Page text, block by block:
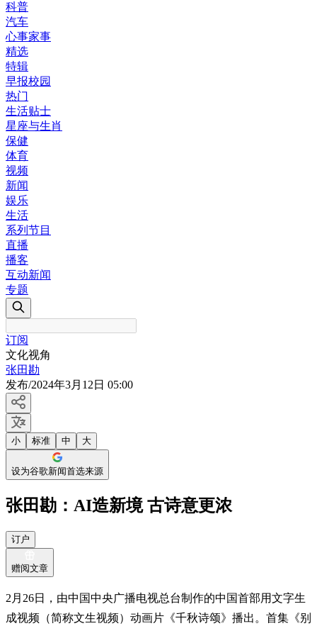
科普
汽车
心事家事
精选
特辑
早报校园
热门
生活贴士
星座与生肖
保健
体育
视频
新闻
娱乐
生活
系列节目
直播
播客
互动新闻
专题
订阅
文化视角
张田勘
发布/2024年3月12日 05:00
小 标准 中 大
设为谷歌新闻首选来源
张田勘：AI造新境 古诗意更浓
订户
赠阅文章
2月26日，由中国中央广播电视总台制作的中国首部用文字生
成视频（简称文生视频）动画片《千秋诗颂》播出。首集《别